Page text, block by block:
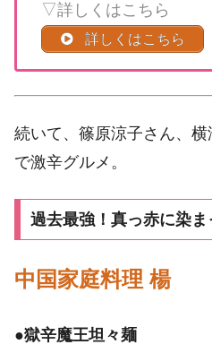
▽詳しくはこちら
詳しくはこちら
続いて、篠原涼子さん、
で激辛グルメ。
過去最強！真っ赤に染
中国家庭料理 楊
●獄辛魔王坦々麺